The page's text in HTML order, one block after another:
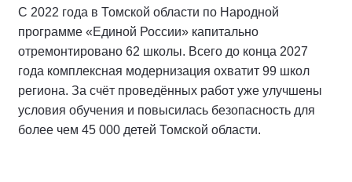
С 2022 года в Томской области по Народной
программе «Единой России» капитально
отремонтировано 62 школы. Всего до конца 2027
года комплексная модернизация охватит 99 школ
региона. За счёт проведённых работ уже улучшены
условия обучения и повысилась безопасность для
более чем 45 000 детей Томской области.